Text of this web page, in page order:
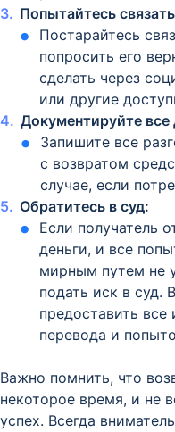
Попытайтесь
Постарайтесь
попросить его
сделать через
или другие
Документируйте все
Запишите все
с возвратом
случае, если
Обратитесь в суд:
Если получатель
деньги, и все
мирным путем не
подать иск в суд.
предоставить
перевода и
Важно помнить, что
некоторое время, и не
успех. Всегда